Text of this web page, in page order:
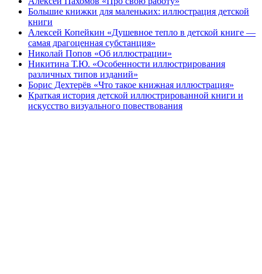
Большие книжки для маленьких: иллюстрация детской
книги
Алексей Копейкин «Душевное тепло в детской книге —
самая драгоценная субстанция»
Николай Попов «Об иллюстрации»
Никитина Т.Ю. «Особенности иллюстрирования
различных типов изданий»
Борис Дехтерёв «Что такое книжная иллюстрация»
Краткая история детской иллюстрированной книги и
искусство визуального повествования